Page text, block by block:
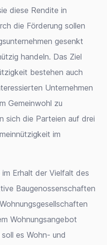
diese Rendite in
die Förderung sollen
gesenkt
handeln. Das Ziel
bestehen auch
Unternehmen
Gemeinwohl zu
sich die Parteien auf drei
im
Erhalt der Vielfalt des
Baugenossenschaften
Wohnungsangebot
es Wohn- und